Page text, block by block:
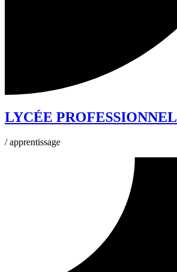
LYCÉE PROFESSIONNEL
/ apprentissage